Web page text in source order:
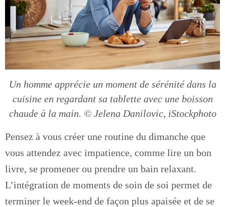
Un homme apprécie un moment de sérénité dans la
cuisine en regardant sa tablette avec une boisson
chaude à la main. © Jelena Danilovic, iStockphoto
Pensez à vous créer une routine du dimanche que
vous attendez avec impatience, comme lire un bon
livre, se promener ou prendre un bain relaxant.
L’intégration de moments de soin de soi permet de
terminer le week-end de façon plus apaisée et de se